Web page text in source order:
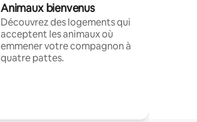
Animaux bienvenus
Découvrez des logements qui
acceptent les animaux où
emmener votre compagnon à
quatre pattes.